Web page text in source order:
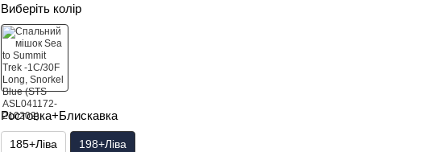
Виберіть колір
Ростовка+Блискавка
185+Ліва 198+Ліва